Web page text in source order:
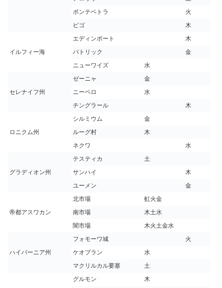
ポンテベトラ
火
ビゴ
木
イルフィー海
エディンポート
木
バトリック
金
ニューワイズ
水
セレナイフ州
ゼーニャ
金
ニーペロ
水
チングラール
木
ロニクム州
シルミウム
金
ルーグ村
木
ネクワ
水
グラディオン州
テスティカ
土
サンハイ
木
ユーメン
金
帝都アスワカン
北市場
虹火金
南市場
木土水
闇市場
木火土金水
ハイバーニア州
フォモーワ城
火
ケオブラン
水
マクリルカル要塞
土
グルモン
木